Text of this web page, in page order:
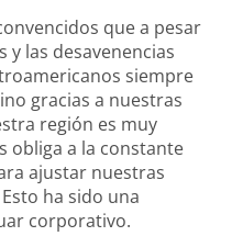
que a pesar
y las desavenencias
siempre
gracias a nuestras
región es muy
obliga a la constante
ajustar nuestras
ha sido una
corporativo.